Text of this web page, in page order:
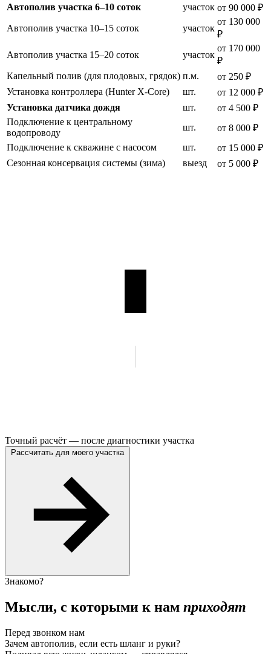
Автополив участка 6–10 соток
участок от 90 000 ₽
Автополив участка 10–15 соток
участок
от 130 000
₽
Автополив участка 15–20 соток
участок
от 170 000
₽
Капельный полив (для плодовых, грядок) п.м.
от 250 ₽
Установка контроллера (Hunter X-Core)
шт.
от 12 000 ₽
Установка датчика дождя
шт.
от 4 500 ₽
Подключение к центральному
водопроводу
шт.
от 8 000 ₽
Подключение к скважине с насосом
шт.
от 15 000 ₽
Сезонная консервация системы (зима)
выезд от 5 000 ₽
Точный расчёт — после диагностики участка
Рассчитать для моего участка
Знакомо?
Мысли, с которыми к нам приходят
Перед звонком нам
Зачем автополив, если есть шланг и руки?